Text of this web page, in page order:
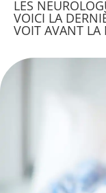
LES
VOICI LA
VOIT AVANT LA